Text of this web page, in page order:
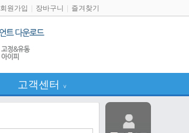
회원가입 장바구니 즐겨찾기
고객센터 ∨